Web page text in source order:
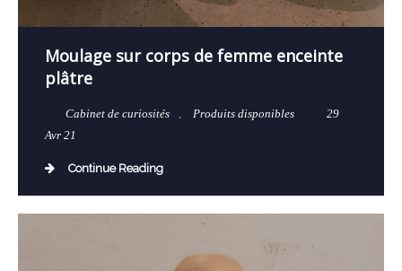
Moulage sur corps de femme enceinte
plâtre
Cabinet de curiosités Produits disponibles
29
Avr 21
Continue Reading